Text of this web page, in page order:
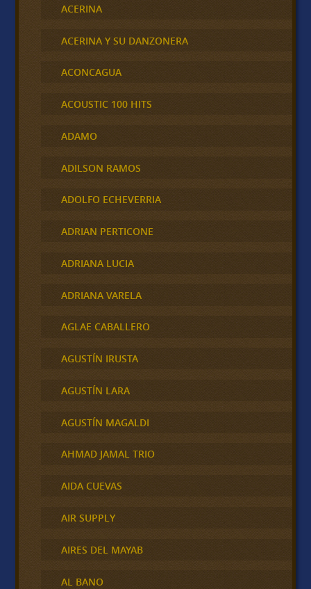
ACERINA
ACERINA Y SU DANZONERA
ACONCAGUA
ACOUSTIC 100 HITS
ADAMO
ADILSON RAMOS
ADOLFO ECHEVERRIA
ADRIAN PERTICONE
ADRIANA LUCIA
ADRIANA VARELA
AGLAE CABALLERO
AGUSTÍN IRUSTA
AGUSTÍN LARA
AGUSTÍN MAGALDI
AHMAD JAMAL TRIO
AIDA CUEVAS
AIR SUPPLY
AIRES DEL MAYAB
AL BANO